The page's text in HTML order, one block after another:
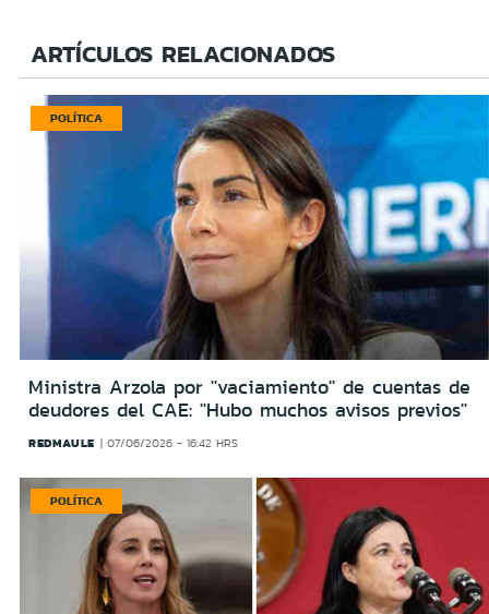
ARTÍCULOS RELACIONADOS
POLÍTICA
Ministra Arzola por ''vaciamiento'' de cuentas de
deudores del CAE: ''Hubo muchos avisos previos''
REDMAULE 07/06/2026 - 16:42 HRS
POLÍTICA